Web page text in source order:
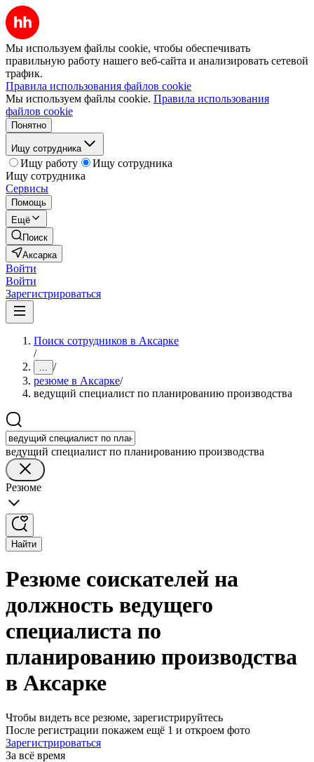
Мы используем файлы cookie, чтобы обеспечивать
правильную работу нашего веб-сайта и анализировать сетевой
трафик.
Правила использования файлов cookie
Мы используем файлы cookie. Правила использования
файлов cookie
Понятно
Ищу сотрудника
Ищу работу
Ищу сотрудника
Ищу сотрудника
Сервисы
Помощь
Ещё
Поиск
Аксарка
Войти
Войти
Зарегистрироваться
Поиск сотрудников в Аксарке
/
... /
резюме в Аксарке/
ведущий специалист по планированию производства
ведущий специалист по планированию производства
Резюме
Найти
Резюме соискателей на
должность ведущего
специалиста по
планированию производства
в Аксарке
Чтобы видеть все резюме, зарегистрируйтесь
После регистрации покажем ещё 1 и откроем фото
Зарегистрироваться
За всё время